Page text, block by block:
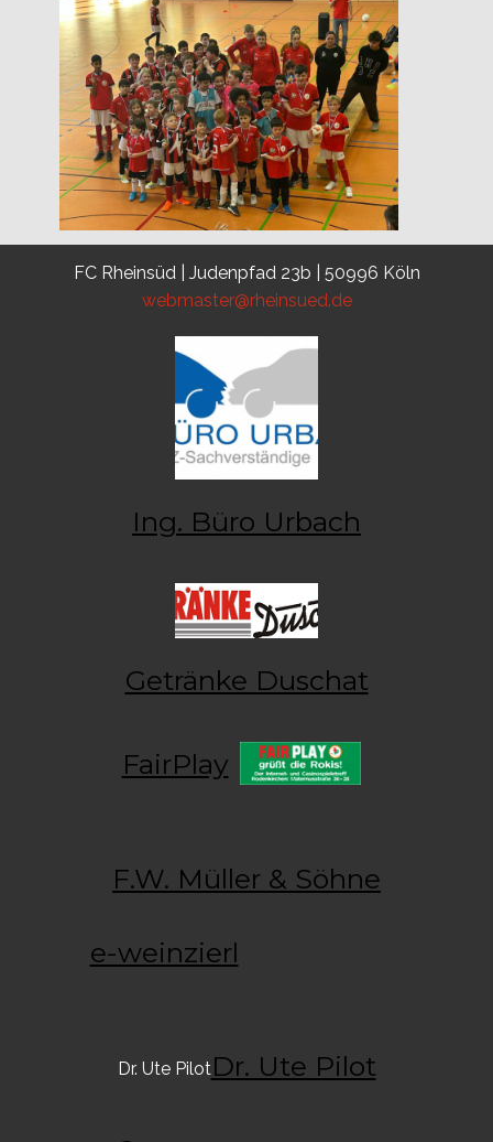
FC Rheinsüd | Judenpfad 23b | 50996 Köln
webmaster@rheinsued.de
Ing. Büro Urbach
Getränke Duschat
FairPlay
F.W. Müller & Söhne
e-weinzierl
Dr. Ute Pilot
Dr. Ute Pilot